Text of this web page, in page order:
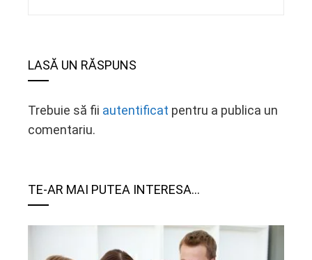
LASĂ UN RĂSPUNS
Trebuie să fii autentificat pentru a publica un
comentariu.
TE-AR MAI PUTEA INTERESA...